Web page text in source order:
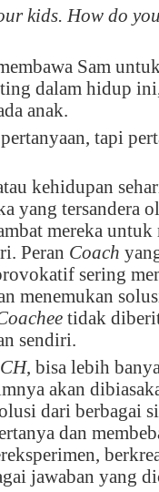
kids. How do
Sam
dalam hidup
anak.
tapi
kehidupan
yang tersandera
mereka untuk
Peran Coach
sering
menemukan
tidak
sendiri.
, bisa lebih
akan
dari berbagai
dan
jawaban yang